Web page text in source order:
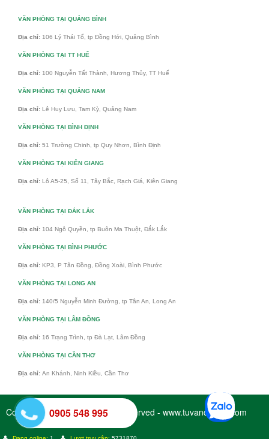
0905 548 995
VĂN PHÒNG TẠI QUẢNG BÌNH
Địa chỉ: 106 Lý Thái Tổ, tp Đồng Hới, Quảng Bình
VĂN PHÒNG TẠI TT HUẾ
Địa chỉ: 100 Nguyễn Tất Thành, Hương Thủy, TT Huế
VĂN PHÒNG TẠI QUẢNG NAM
Địa chỉ: Lê Huy Lưu, Tam Kỳ, Quảng Nam
VĂN PHÒNG TẠI BÌNH ĐỊNH
Địa chỉ: 51 Trường Chinh, tp Quy Nhơn, Bình Định
VĂN PHÒNG TẠI KIÊN GIANG
Địa chỉ: Lô A5-25, Số 11, Tây Bắc, Rạch Giá, Kiên Giang
VĂN PHÒNG TẠI ĐẮK LẮK
Địa chỉ: 104 Ngô Quyền, tp Buôn Ma Thuột, Đắk Lắk
VĂN PHÒNG TẠI BÌNH PHƯỚC
Địa chỉ: KP3, P Tân Đồng, Đồng Xoài, Bình Phước
VĂN PHÒNG TẠI LONG AN
Địa chỉ: 140/5 Nguyễn Minh Đường, tp Tân An, Long An
VĂN PHÒNG TẠI LÂM ĐỒNG
Địa chỉ: 16 Trạng Trình, tp Đà Lạt, Lâm Đồng
VĂN PHÒNG TẠI CẦN THƠ
Địa chỉ: An Khánh, Ninh Kiều, Cần Thơ
Copyright © 2017 - All Rights Reserved - www.tuvandaiviet.com